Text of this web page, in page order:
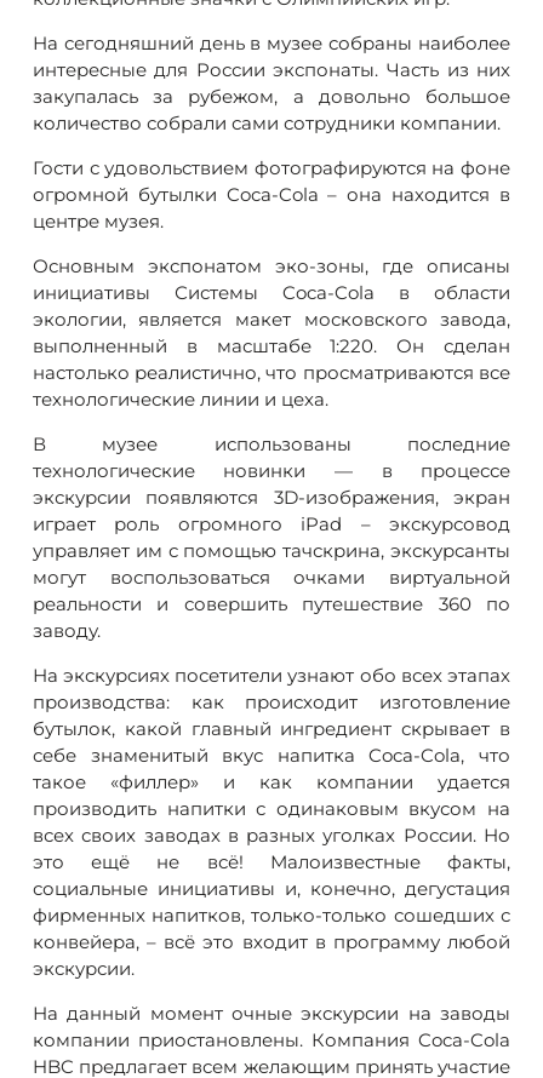
На сегодняшний день в музее собраны наиболее
интересные для России экспонаты. Часть из них
закупалась за рубежом, а довольно большое
количество собрали сами сотрудники компании.
Гости с удовольствием фотографируются на фоне
огромной бутылки Coca-Cola – она находится в
центре музея.
Основным экспонатом эко-зоны, где описаны
инициативы Системы Coca-Cola в области
экологии, является макет московского завода,
выполненный в масштабе 1:220. Он сделан
настолько реалистично, что просматриваются все
технологические линии и цеха.
В музее использованы последние
технологические новинки — в процессе
экскурсии появляются 3D-изображения, экран
играет роль огромного iPad – экскурсовод
управляет им с помощью тачскрина, экскурсанты
могут воспользоваться очками виртуальной
реальности и совершить путешествие 360 по
заводу.
На экскурсиях посетители узнают обо всех этапах
производства: как происходит изготовление
бутылок, какой главный ингредиент скрывает в
себе знаменитый вкус напитка Coca-Cola, что
такое «филлер» и как компании удается
производить напитки с одинаковым вкусом на
всех своих заводах в разных уголках России. Но
это ещё не всё! Малоизвестные факты,
социальные инициативы и, конечно, дегустация
фирменных напитков, только-только сошедших с
конвейера, – всё это входит в программу любой
экскурсии.
На данный момент очные экскурсии на заводы
компании приостановлены. Компания Coca-Cola
HBC предлагает всем желающим принять участие